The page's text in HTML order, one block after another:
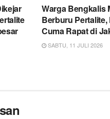
Warga Bengkalis
Berburu Pertalite,
Cuma Rapat di
SABTU, 11 JULI 2026